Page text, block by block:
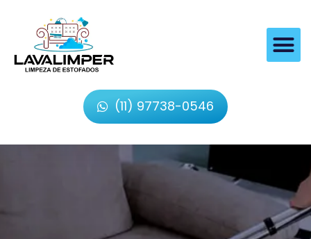
(11) 97738-0546